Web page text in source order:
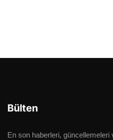
Bülten
En son haberleri, güncellemeleri